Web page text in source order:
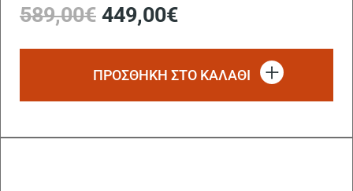
589,00€ Original
price
was:
589,00€.
449,00€Η
τιμή
είναι:
449,00€.
ΠΡΟΣΘΗΚΗ ΣΤΟ ΚΑΛΑΘΙ